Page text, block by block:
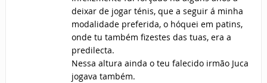
deixar de jogar ténis, que a seguir á minha
modalidade preferida, o hóquei em patins,
onde tu também fizestes das tuas, era a
predilecta.
Nessa altura ainda o teu falecido irmão Juca
jogava também.